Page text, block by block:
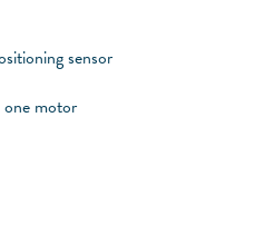
sensor
motor